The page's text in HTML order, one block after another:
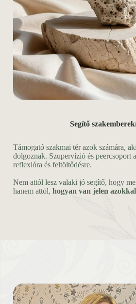
Segítő
Támogató szakmai tér azok számára,
dolgoznak. Szupervízió és peercsoport
reflexióra és feltöltődésre.
Nem attól lesz valaki jó segítő, hogy
hanem attól, hogyan van jelen